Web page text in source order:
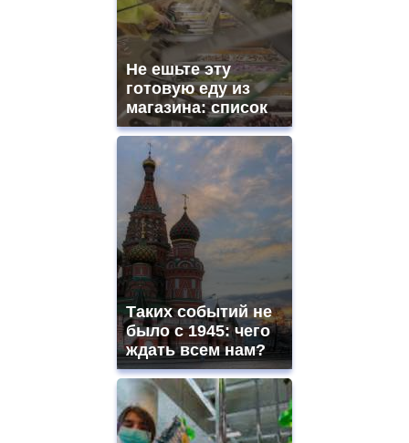
Не ешьте эту
готовую еду из
магазина: список
Таких событий не
было с 1945: чего
ждать всем нам?